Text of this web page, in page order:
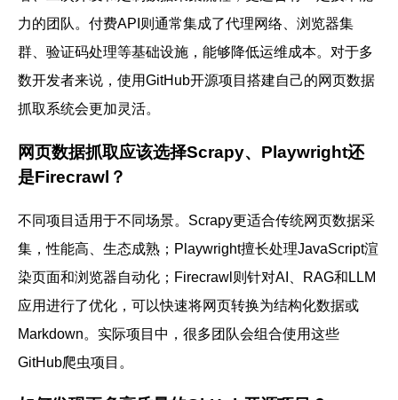
力的团队。付费API则通常集成了代理网络、浏览器集
群、验证码处理等基础设施，能够降低运维成本。对于多
数开发者来说，使用GitHub开源项目搭建自己的网页数据
抓取系统会更加灵活。
网页数据抓取应该选择Scrapy、Playwright还
是Firecrawl？
不同项目适用于不同场景。Scrapy更适合传统网页数据采
集，性能高、生态成熟；Playwright擅长处理JavaScript渲
染页面和浏览器自动化；Firecrawl则针对AI、RAG和LLM
应用进行了优化，可以快速将网页转换为结构化数据或
Markdown。实际项目中，很多团队会组合使用这些
GitHub爬虫项目。